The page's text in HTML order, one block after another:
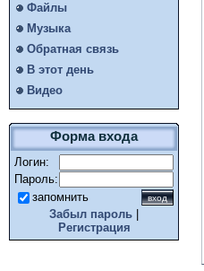
Файлы
Музыка
Обратная связь
В этот день
Видео
Форма входа
Логин:
Пароль:
запомнить
Забыл пароль
Регистрация